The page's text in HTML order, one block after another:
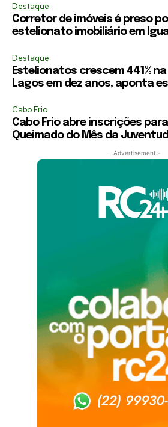
Destaque
Corretor de imóveis é preso
estelionato imobiliário em
Destaque
Estelionatos crescem 441%
Lagos em dez anos, aponta
Cabo Frio
Cabo Frio abre inscrições
Queimado do Mês da
- Advertisement -